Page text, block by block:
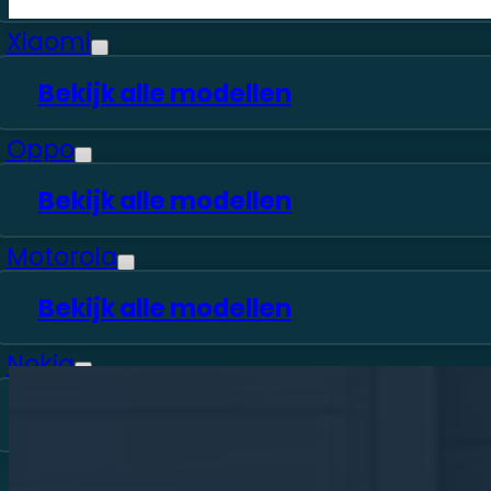
Xiaomi
Bekijk alle modellen
Oppo
Bekijk alle modellen
Motorola
Bekijk alle modellen
Nokia
6 maanden
garantie